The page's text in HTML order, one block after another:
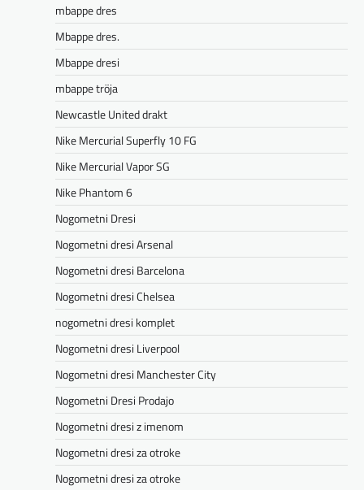
mbappe dres
Mbappe dres.
Mbappe dresi
mbappe tröja
Newcastle United drakt
Nike Mercurial Superfly 10 FG
Nike Mercurial Vapor SG
Nike Phantom 6
Nogometni Dresi
Nogometni dresi Arsenal
Nogometni dresi Barcelona
Nogometni dresi Chelsea
nogometni dresi komplet
Nogometni dresi Liverpool
Nogometni dresi Manchester City
Nogometni Dresi Prodajo
Nogometni dresi z imenom
Nogometni dresi za otroke
Nogometni dresi za otroke